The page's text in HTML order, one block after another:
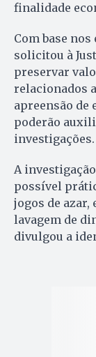
finalidade
Com base
solicitou à
preservar
relacionados
apreensão de
poderão
investigações.
A
possível
jogos de
lavagem de
divulgou a